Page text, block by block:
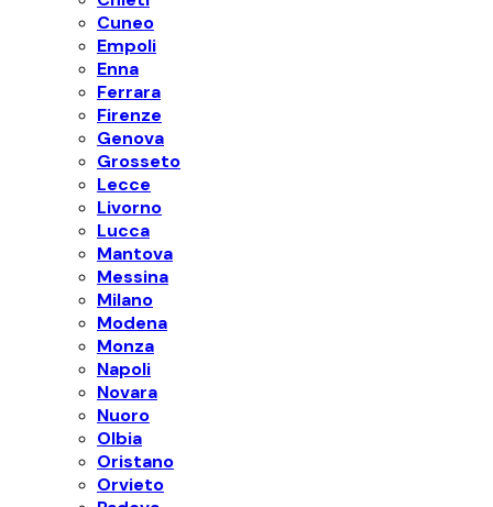
Cuneo
Empoli
Enna
Ferrara
Firenze
Genova
Grosseto
Lecce
Livorno
Lucca
Mantova
Messina
Milano
Modena
Monza
Napoli
Novara
Nuoro
Olbia
Oristano
Orvieto